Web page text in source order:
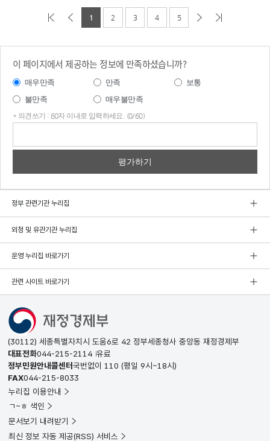
1 2 3 4 5
이 페이지에서 제공하는 정보에 만족하셨습니까?
매우만족 만족
보통
불만족
매우불만족
* 의견쓰기 : 60자 이내로 입력하세요. (0/60)
정부 관련기관 누리집
외청 및 유관기관 누리집
운영 누리집 바로가기
관련 사이트 바로가기
(30112) 세종특별자치시 도움6로 42 정부세종청사 중앙동 재정경제부
대표전화044-215-2114 유료
정부민원안내콜센터국번없이 110 (평일 9시~18시)
FAX044-215-8033
누리집 이용안내
ㄱ~ㅎ 색인
문서보기 내려받기
최신 정보 자동 제공(RSS) 서비스